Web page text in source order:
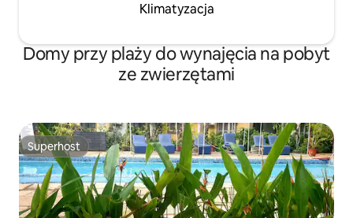
Klimatyzacja
Domy przy plaży do wynajęcia na pobyt
ze zwierzętami
Superhost
Superhost